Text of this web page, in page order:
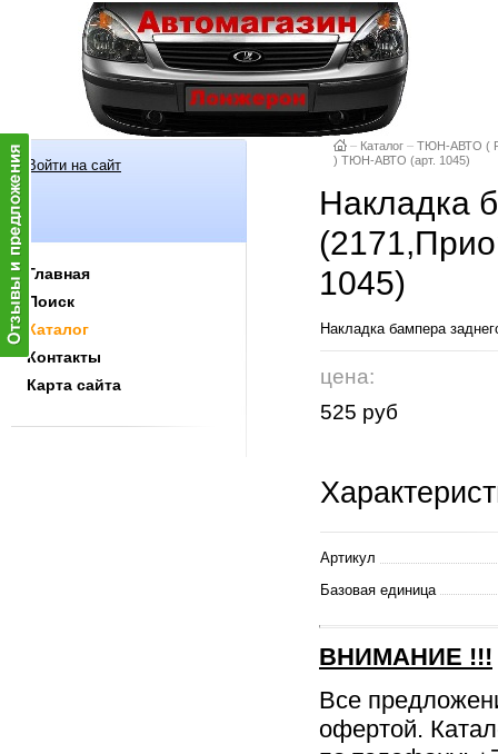
Войти на сайт
Главная
Поиск
Каталог
Контакты
Карта сайта
– Каталог – ТЮН-АВТО (
) ТЮН-АВТО (арт. 1045)
Накладка
1045)
Накладка бампера
цена:
525 руб
Артикул
Базовая единица
ВНИМАНИЕ !!!
Все
офертой.